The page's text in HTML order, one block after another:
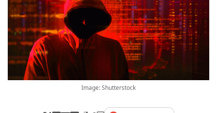
Image: Shutterstock